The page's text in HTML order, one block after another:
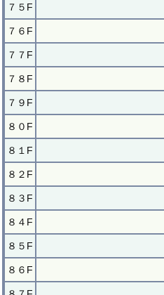
７５F
７６F
７７F
７８F
７９F
８０F
８１F
８２F
８３F
８４F
８５F
８６F